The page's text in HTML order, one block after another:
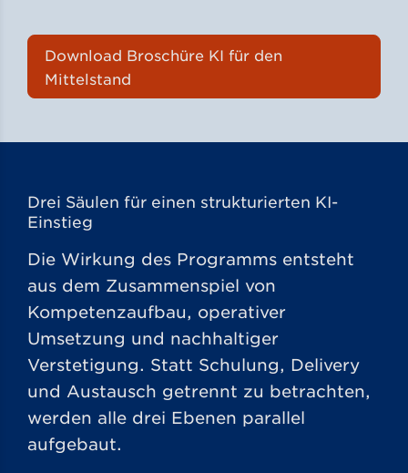
Download Broschüre KI für den
Mittelstand
Drei Säulen für einen strukturierten KI-
Einstieg
Die Wirkung des Programms entsteht
aus dem Zusammenspiel von
Kompetenzaufbau, operativer
Umsetzung und nachhaltiger
Verstetigung. Statt Schulung, Delivery
und Austausch getrennt zu betrachten,
werden alle drei Ebenen parallel
aufgebaut.